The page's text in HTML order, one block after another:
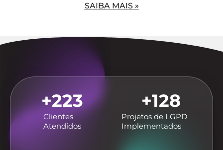
SAIBA MAIS »
Clientes
Atendidos
+223
Projetos de LGPD
Implementados
+128